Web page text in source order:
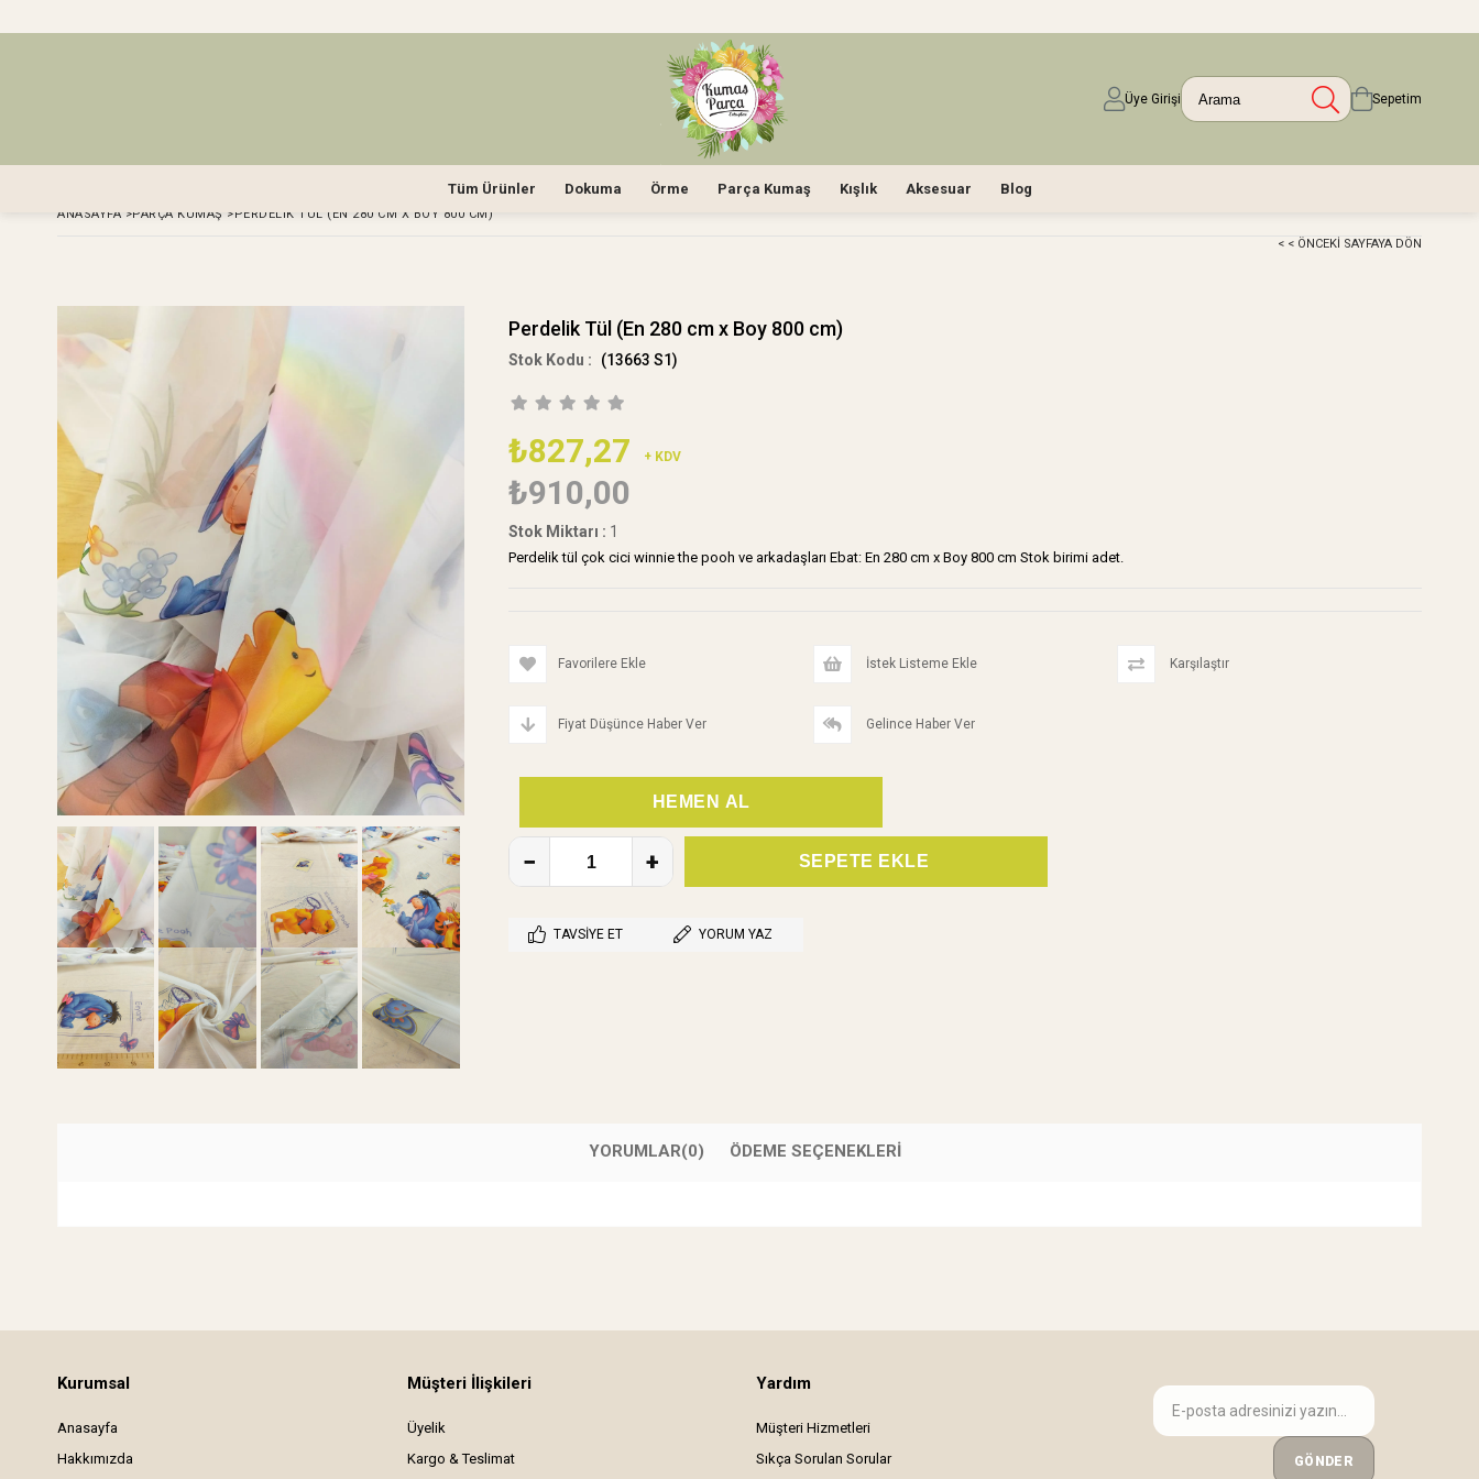
Üye Girişi Sepetim
Tüm Ürünler Dokuma Örme Parça Kumaş Kışlık Aksesuar Blog
ANASAYFA >PARÇA KUMAŞ >PERDELIK TÜL (EN 280 CM X BOY 800 CM)
< < ÖNCEKI SAYFAYA DÖN
Perdelik Tül (En 280 cm x Boy 800 cm)
(13663 S1)
₺827,27 + KDV
₺910,00
Stok Miktarı : 1
Perdelik tül çok cici winnie the pooh ve arkadaşları Ebat: En 280 cm x Boy 800 cm Stok birimi adet.
Favorilere Ekle İstek Listeme Ekle Karşılaştır
Fiyat Düşünce Haber Ver Gelince Haber Ver
TAVSIYE ET YORUM YAZ
YORUMLAR(0) ÖDEME SEÇENEKLERI
Kurumsal
Anasayfa
Hakkımızda
Müşteri İlişkileri
Üyelik
Kargo & Teslimat
Yardım
Müşteri Hizmetleri
Sıkça Sorulan Sorular
GÖNDER